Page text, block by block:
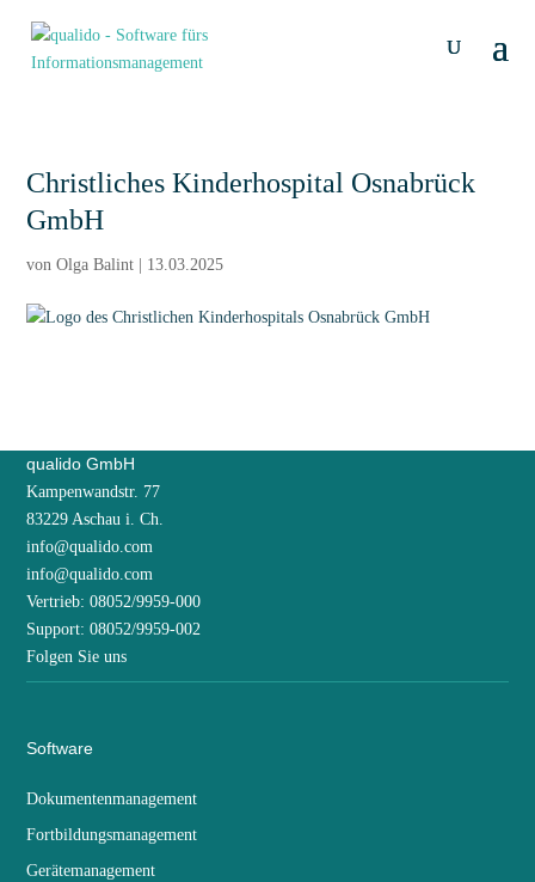
Christliches Kinderhospital Osnabrück
GmbH
vonOlga Balint 13.03.2025
qualido GmbH
Kampenwandstr. 77
83229 Aschau i. Ch.
info@qualido.com
info@qualido.com
Vertrieb: 08052/9959-000
Support: 08052/9959-002
Folgen Sie uns
Software
Dokumentenmanagement
Fortbildungsmanagement
Gerätemanagement